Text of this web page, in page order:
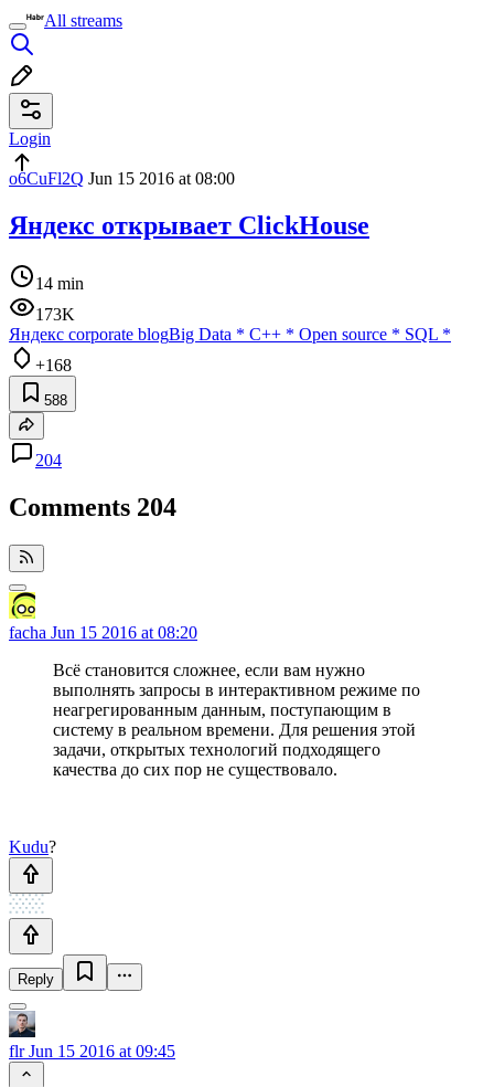
All streams
Login
o6CuFl2Q Jun 15 2016 at 08:00
Яндекс открывает ClickHouse
14 min
173K
Яндекс corporate blogBig Data * C++ * Open source * SQL *
+168
588
204
Comments 204
facha Jun 15 2016 at 08:20
Всё становится сложнее, если вам нужно
выполнять запросы в интерактивном режиме по
неагрегированным данным, поступающим в
систему в реальном времени. Для решения этой
задачи, открытых технологий подходящего
качества до сих пор не существовало.
Kudu?
Reply
flrJun 15 2016 at 09:45